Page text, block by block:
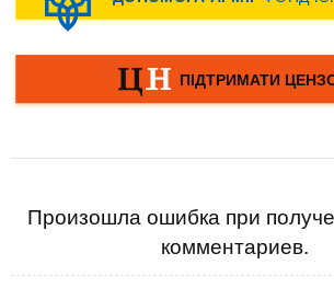
Произошла ошибка при
комментариев.